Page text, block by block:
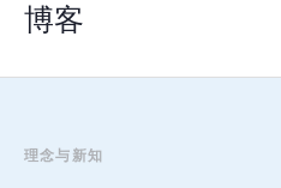
博客
理念与新知